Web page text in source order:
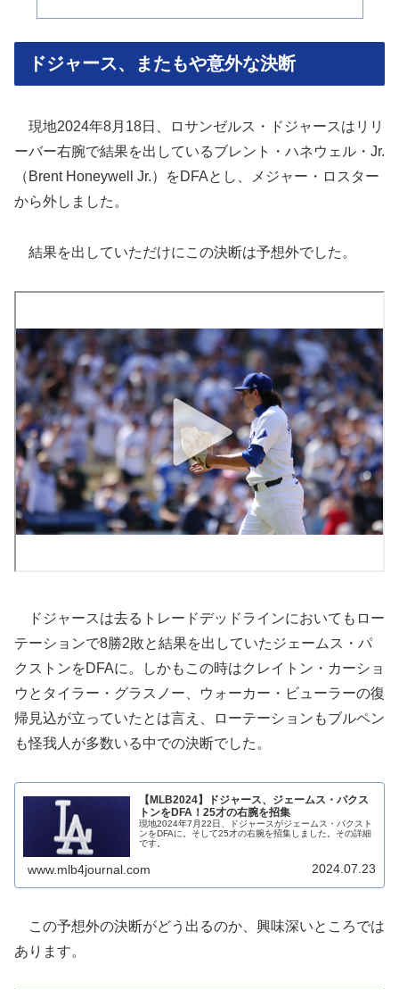
ドジャース、またもや意外な決断
現地2024年8月18日、ロサンゼルス・ドジャースはリリ
ーバー右腕で結果を出しているブレント・ハネウェル・Jr.
（Brent Honeywell Jr.）をDFAとし、メジャー・ロスター
から外しました。
結果を出していただけにこの決断は予想外でした。
ドジャースは去るトレードデッドラインにおいてもロー
テーションで8勝2敗と結果を出していたジェームス・パ
クストンをDFAに。しかもこの時はクレイトン・カーショ
ウとタイラー・グラスノー、ウォーカー・ビューラーの復
帰見込が立っていたとは言え、ローテーションもブルペン
も怪我人が多数いる中での決断でした。
【MLB2024】ドジャース、ジェームス・パクス
トンをDFA！25才の右腕を招集
現地2024年7月22日、ドジャースがジェームス・パクスト
ンをDFAに。そして25才の右腕を招集しました。その詳細
です。
www.mlb4journal.com 2024.07.23
この予想外の決断がどう出るのか、興味深いところでは
あります。